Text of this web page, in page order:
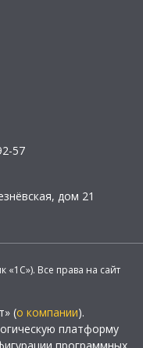
57
дом 21
Все права на сайт
(о компании).
платформу